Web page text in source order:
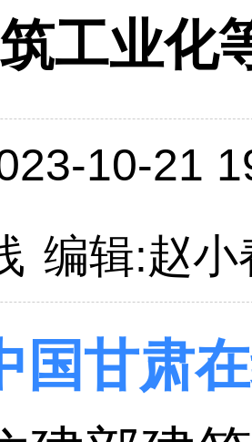
筑工业化
10-21
编辑:赵小
国甘肃